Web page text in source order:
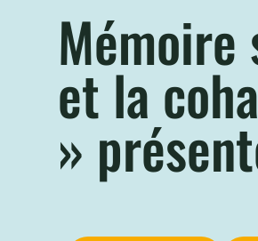
Mémoire
et la
»